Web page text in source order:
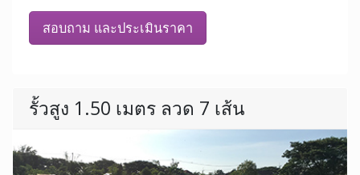
สอบถาม และประเมินราคา
รั้วสูง 1.50 เมตร ลวด 7 เส้น